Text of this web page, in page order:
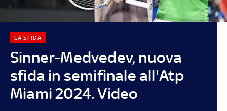
Sinner-Medvedev, nuova
sfida in semifinale all'Atp
Miami 2024. Video
LA SFIDA